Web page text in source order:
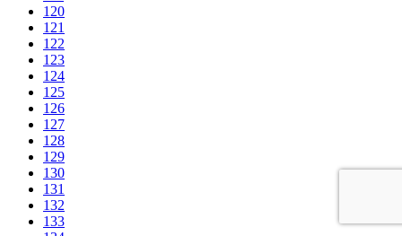
120
121
122
123
124
125
126
127
128
129
130
131
132
133